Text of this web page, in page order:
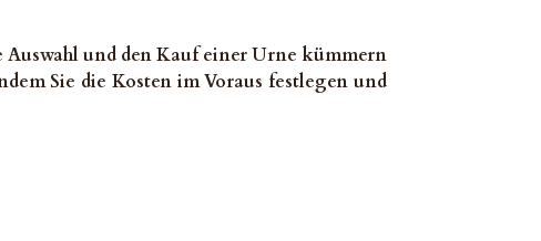
Auswahl und den Kauf einer Urne kümmern
Sie die Kosten im Voraus festlegen und